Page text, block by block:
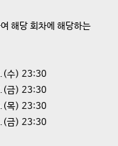
해당 회차에 해당하는
수) 23:30
금) 23:30
목) 23:30
금) 23:30